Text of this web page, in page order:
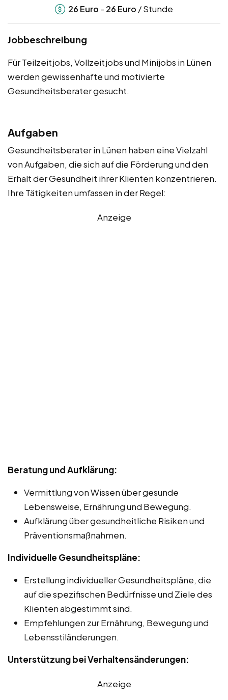
26 Euro - 26 Euro / Stunde
Jobbeschreibung
Für Teilzeitjobs, Vollzeitjobs und Minijobs in Lünen
werden gewissenhafte und motivierte
Gesundheitsberater gesucht.
Aufgaben
Gesundheitsberater in Lünen haben eine Vielzahl
von Aufgaben, die sich auf die Förderung und den
Erhalt der Gesundheit ihrer Klienten konzentrieren.
Ihre Tätigkeiten umfassen in der Regel:
Anzeige
Beratung und Aufklärung:
Vermittlung von Wissen über gesunde
Lebensweise, Ernährung und Bewegung.
Aufklärung über gesundheitliche Risiken und
Präventionsmaßnahmen.
Individuelle Gesundheitspläne:
Erstellung individueller Gesundheitspläne, die
auf die spezifischen Bedürfnisse und Ziele des
Klienten abgestimmt sind.
Empfehlungen zur Ernährung, Bewegung und
Lebensstiländerungen.
Unterstützung bei Verhaltensänderungen:
Anzeige